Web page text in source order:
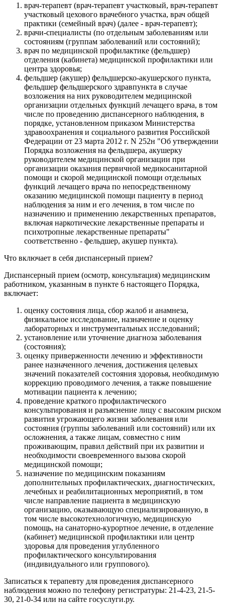
врач-терапевт (врач-терапевт участковый, врач-терапевт
участковый цехового врачебного участка, врач общей
практики (семейный врач) (далее - врач-терапевт);
врачи-специалисты (по отдельным заболеваниям или
состояниям (группам заболеваний или состояний);
врач по медицинской профилактике (фельдшер)
отделения (кабинета) медицинской профилактики или
центра здоровья;
фельдшер (акушер) фельдшерско-акушерского пункта,
фельдшер фельдшерского здравпункта в случае
возложения на них руководителем медицинской
организации отдельных функций лечащего врача, в том
числе по проведению диспансерного наблюдения, в
порядке, установленном приказом Министерства
здравоохранения и социального развития Российской
Федерации от 23 марта 2012 г. N 252н "Об утверждении
Порядка возложения на фельдшера, акушерку
руководителем медицинской организации при
организации оказания первичной медикосанитарной
помощи и скорой медицинской помощи отдельных
функций лечащего врача по непосредственному
оказанию медицинской помощи пациенту в период
наблюдения за ним и его лечения, в том числе по
назначению и применению лекарственных препаратов,
включая наркотические лекарственные препараты и
психотропные лекарственные препараты"
соответственно - фельдшер, акушер пункта).
Что включает в себя диспансерный прием?
Диспансерный прием (осмотр, консультация) медицинским
работником, указанным в пункте 6 настоящего Порядка,
включает:
оценку состояния лица, сбор жалоб и анамнеза,
физикальное исследование, назначение и оценку
лабораторных и инструментальных исследований;
установление или уточнение диагноза заболевания
(состояния);
оценку приверженности лечению и эффективности
ранее назначенного лечения, достижения целевых
значений показателей состояния здоровья, необходимую
коррекцию проводимого лечения, а также повышение
мотивации пациента к лечению;
проведение краткого профилактического
консультирования и разъяснение лицу с высоким риском
развития угрожающего жизни заболевания или
состояния (группы заболеваний или состояний) или их
осложнения, а также лицам, совместно с ним
проживающим, правил действий при их развитии и
необходимости своевременного вызова скорой
медицинской помощи;
назначение по медицинским показаниям
дополнительных профилактических, диагностических,
лечебных и реабилитационных мероприятий, в том
числе направление пациента в медицинскую
организацию, оказывающую специализированную, в
том числе высокотехнологичную, медицинскую
помощь, на санаторно-курортное лечение, в отделение
(кабинет) медицинской профилактики или центр
здоровья для проведения углубленного
профилактического консультирования
(индивидуального или группового).
Записаться к терапевту для проведения диспансерного
наблюдения можно по телефону регистратуры: 21-4-23, 21-5-
30, 21-0-34 или на сайте госуслуги.ру.